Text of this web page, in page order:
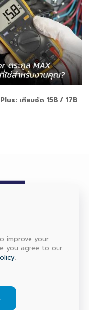
เทียบชัด 15B / 17B
151, 153, 155, 157
Samutprakarn
improve your
you agree to our
.